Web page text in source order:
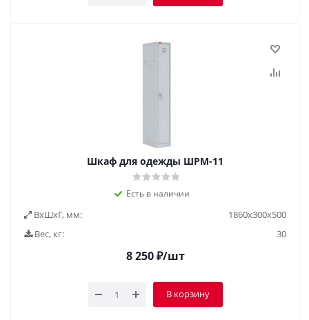
Шкаф для одежды ШРМ-11
Есть в наличии
ВxШxГ, мм:
1860х300х500
Вес, кг:
30
8 250₽/шт
В корзину